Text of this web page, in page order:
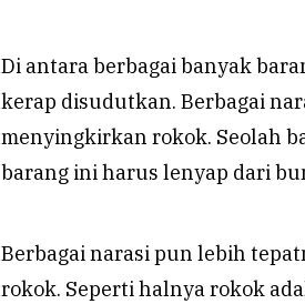
Di antara berbagai banyak
kerap disudutkan. Berbagai
menyingkirkan rokok. Seolah
barang ini harus lenyap dari
Berbagai narasi pun lebih
rokok. Seperti halnya rokok